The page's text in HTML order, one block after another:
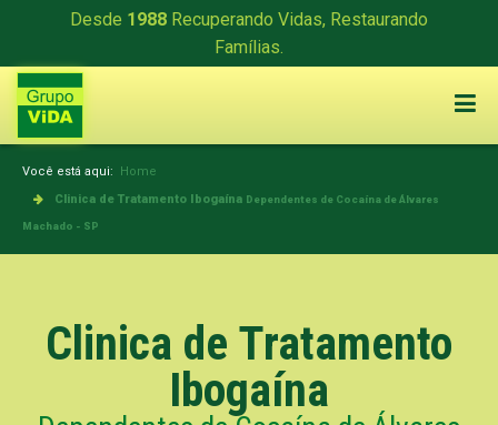
Desde 1988 Recuperando Vidas, Restaurando
Famílias.
Você está aqui: Home
Clinica de Tratamento Ibogaína Dependentes de Cocaína de Álvares
Machado - SP
Clinica de Tratamento
Ibogaína